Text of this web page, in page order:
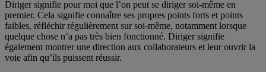
Diriger signifie pour moi que l’on peut se diriger soi-même en
premier. Cela signifie connaître ses propres points forts et points
faibles, réfléchir régulièrement sur soi-même, notamment lorsque
quelque chose n’a pas très bien fonctionné. Diriger signifie
également montrer une direction aux collaborateurs et leur ouvrir la
voie afin qu’ils puissent réussir.